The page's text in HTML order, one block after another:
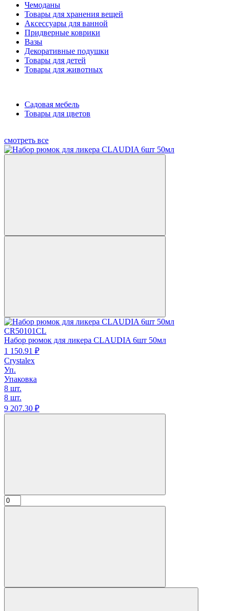
Чемоданы
Товары для хранения вещей
Аксессуары для ванной
Придверные коврики
Вазы
Декоративные подушки
Товары для детей
Товары для животных
Садовая мебель
Товары для цветов
смотреть все
CR50101CL
Набор рюмок для ликера CLAUDIA 6шт 50мл
1 150.91 ₽
Crystalex
Уп.
Упаковка
8 шт.
8 шт.
9 207.30 ₽